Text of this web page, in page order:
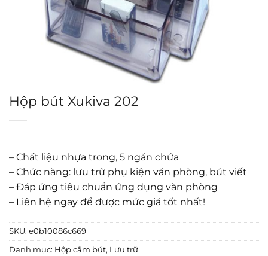
Hộp bút Xukiva 202
– Chất liệu nhựa trong, 5 ngăn chứa
– Chức năng: lưu trữ phụ kiện văn phòng, bút viết
– Đáp ứng tiêu chuẩn ứng dụng văn phòng
– Liên hệ ngay để được mức giá tốt nhất!
SKU: e0b10086c669
Danh mục: Hộp cắm bút, Lưu trữ